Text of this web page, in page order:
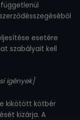
esetére
szabályait kell
igények]
kikötött kötbér
kizárja. A